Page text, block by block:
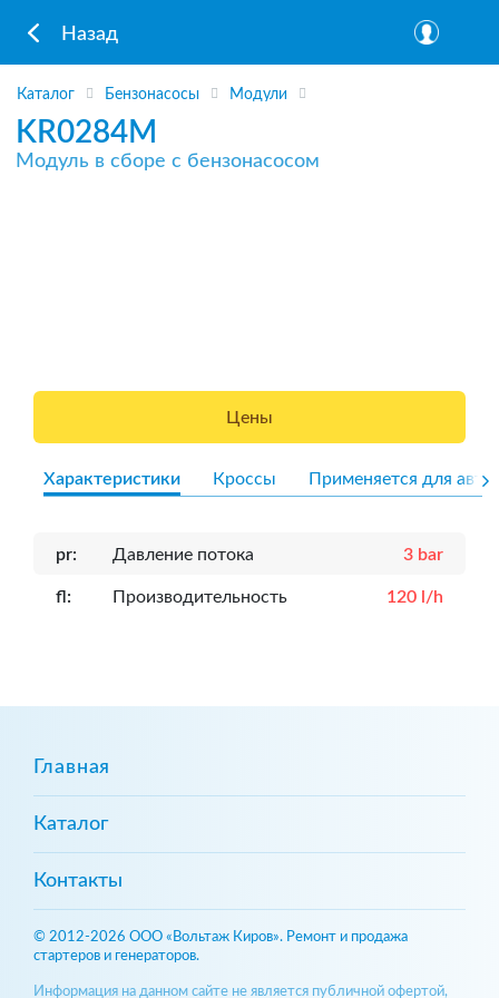
Назад
Каталог Бензонасосы Модули
KR0284M
Модуль в сборе с бензонасосом
Цены
Характеристики Кроссы Применяется для авто
pr: Давление потока 3 bar
fl: Производительность 120 l/h
Главная
Каталог
Контакты
© 2012-2026 ООО «Вольтаж Киров». Ремонт и продажа
стартеров и генераторов.
Информация на данном сайте не является публичной офертой,